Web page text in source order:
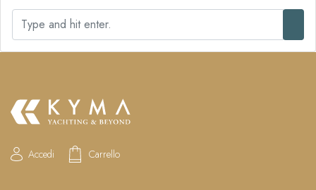
S
a
h
Accedi Carrello